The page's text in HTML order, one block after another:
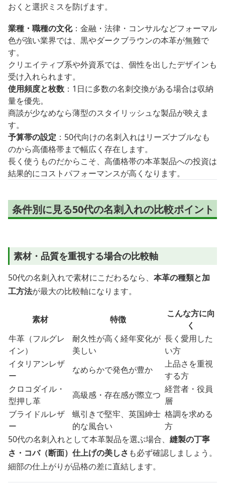
おくと選択ミスを防げます。
業種・職種の文化：金融・法律・コンサルなどフォーマル
色が強い業界では、黒やダークブラウンの本革が無難で
す。
クリエイティブ系や外資系では、個性を出したデザインも
受け入れられます。
使用頻度と枚数 ：1日に多数の名刺交換がある場合は収納
量を優先。
商談が少なめなら薄型のスタイリッシュな製品が映えま
す。
予算帯の設定 ：50代向けの名刺入れはリーズナブルなも
のから高価格帯まで幅広く存在します。
長く使うものだからこそ、高価格帯の本革製品への投資は
結果的にコストパフォーマンスが高くなります。
条件別に見る50代の名刺入れの比較ポイント
素材・品質を重視する場合の比較軸
50代の名刺入れで素材にこだわるなら、 本革の種類と加
工方法が最大の比較軸になります。
素材 特徴
こんな方に向
く
牛革（フルグレ
イン）
耐久性が高く経年変化が
美しい
長く愛用した
い方
イタリアンレザ
ー
なめらかで発色が豊か
上品さを重視
する方
クロコダイル・
型押し革
高級感・存在感が際立つ
経営者・役員
層
ブライドルレザ
ー
蝋引きで堅牢、英国紳士
的な風合い
格調を求める
方
50代の名刺入れとして本革製品を選ぶ場合、 縫製の丁寧
さ・コバ（断面）仕上げの美しさ も必ず確認しましょう。
細部の仕上がりが品格の差に直結します。